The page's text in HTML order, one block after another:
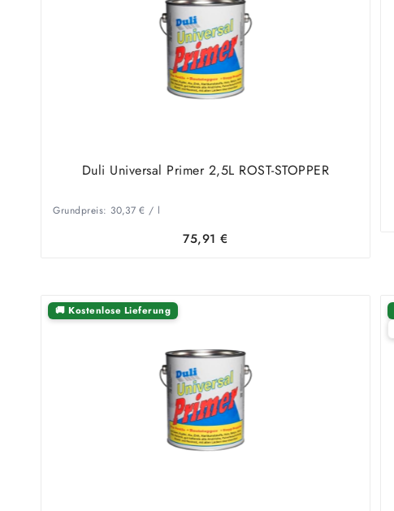
Duli Universal Primer 2,5L ROST-STOPPER
Grundpreis: 30,37 € / l
75,91€
🚚 Kostenlose Lieferung